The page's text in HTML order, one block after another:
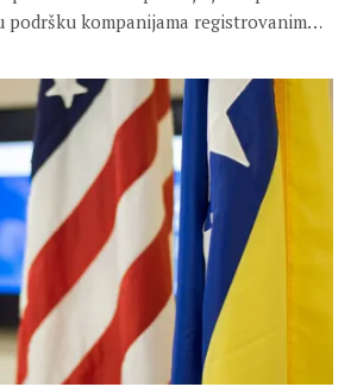
podršku kompanijama registrovanim…